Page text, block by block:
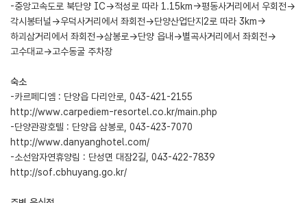
-중앙고속도로 북단양 IC→적성로 따라 1.15km→평동사거리에서 우회전→
각시봉터널→우덕사거리에서 좌회전→단양산업단지2로 따라 3km→
하괴삼거리에서 좌회전→삼봉로→단양 읍내→별곡사거리에서 좌회전→
고수대교→고수동굴 주차장
숙소
-카르페디엠 : 단양읍 다리안로, 043-421-2155
http://www.carpediem-resortel.co.kr/main.php
-단양관광호텔 : 단양읍 삼봉로, 043-423-7070
http://www.danyanghotel.com/
-소선암자연휴양림 : 단성면 대잠2길, 043-422-7839
http://sof.cbhuyang.go.kr/